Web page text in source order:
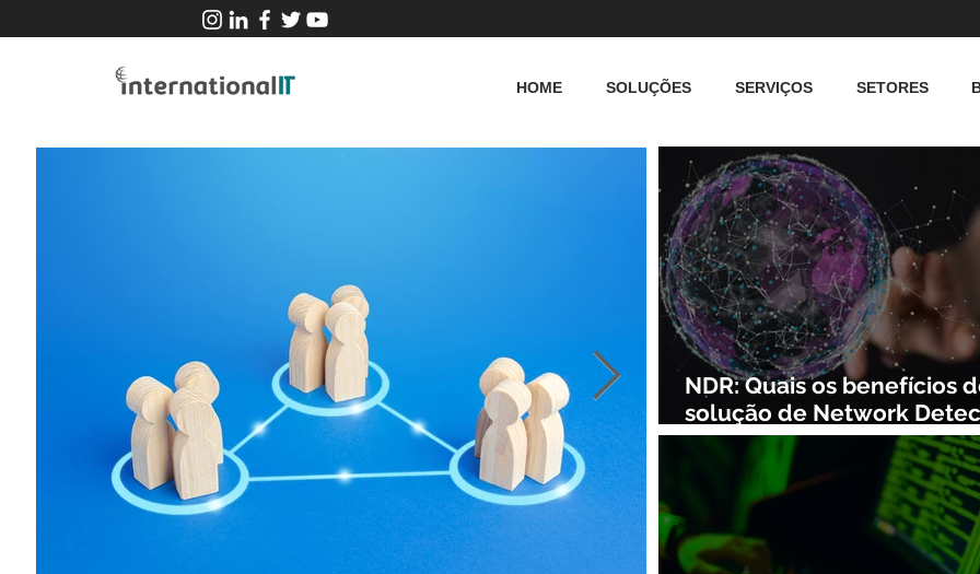
HOME SOLUÇÕES SERVIÇOS SETORES
NDR: Quais os benefícios
solução de Network
and Response?